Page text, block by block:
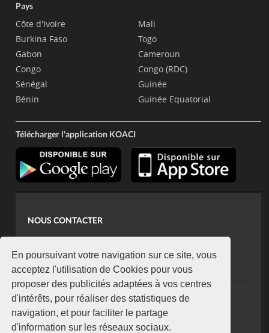
En poursuivant votre navigation sur ce site, vous
acceptez l'utilisation de Cookies pour vous
proposer des publicités adaptées à vos centres
d'intérêts, pour réaliser des statistiques de
navigation, et pour faciliter le partage
d'information sur les réseaux sociaux.
Pays
Côte d'Ivoire
Burkina Faso
Gabon
Congo
Sénégal
Bénin
Mali
Togo
Cameroun
Congo (RDC)
Guinée
Guinée Equatorial
Télécharger l'application KOACI
NOUS CONTACTER
koaci@yahoo.fr
+225 07 08 85 52 93
NEWSLETTER
Restez connecté via notre newsletter